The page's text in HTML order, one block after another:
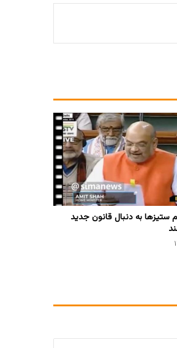
ستیزها به دنبال قانون جدید